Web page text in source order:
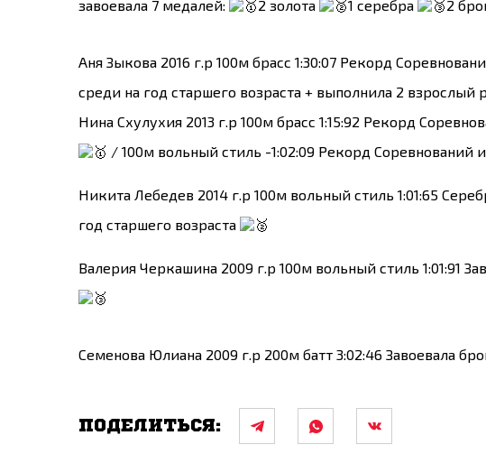
завоевала 7 медалей:
2 золота 1 серебра 2
Аня Зыкова 2016 г.р 100м брасс 1:30:07 Рекорд
среди на год старшего возраста + выполнила 2 взрослый
Нина Схулухия 2013 г.р 100м брасс 1:15:92 Рекорд
/ 100м вольный стиль -1:02:09 Рекорд Соревнований
Никита Лебедев 2014 г.р 100м вольный стиль 1:01:65
год старшего возраста
Валерия Черкашина 2009 г.р 100м вольный стиль 1:01:91
Семенова Юлиана 2009 г.р 200м батт 3:02:46 Завоевала
ПОДЕЛИТЬСЯ: